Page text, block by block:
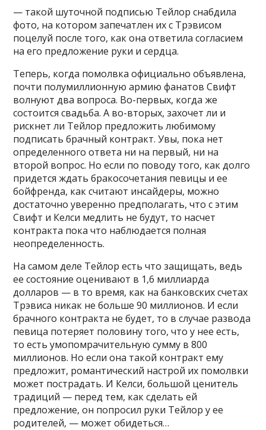
— такой шуточной подписью Тейлор снабдила
фото, на котором запечатлен их с Трэвисом
поцелуй после того, как она ответила согласием
на его предложение руки и сердца.
Теперь, когда помолвка официально объявлена,
почти полумиллионную армию фанатов Свифт
волнуют два вопроса. Во-первых, когда же
состоится свадьба. А во-вторых, захочет ли и
рискнет ли Тейлор предложить любимому
подписать брачный контракт. Увы, пока нет
определенного ответа ни на первый, ни на
второй вопрос. Но если по поводу того, как долго
придется ждать бракосочетания певицы и ее
бойфренда, как считают инсайдеры, можно
достаточно уверенно предполагать, что с этим
Свифт и Келси медлить не будут, то насчет
контракта пока что наблюдается полная
неопределенность.
На самом деле Тейлор есть что защищать, ведь
ее состояние оценивают в 1,6 миллиарда
долларов — в то время, как на банковских счетах
Трэвиса никак не больше 90 миллионов. И если
брачного контракта не будет, то в случае развода
певица потеряет половину того, что у нее есть,
то есть умопомрачительную сумму в 800
миллионов. Но если она такой контракт ему
предложит, романтический настрой их помолвки
может пострадать. И Келси, большой ценитель
традиций — перед тем, как сделать ей
предложение, он попросил руки Тейлор у ее
родителей, — может обидеться…